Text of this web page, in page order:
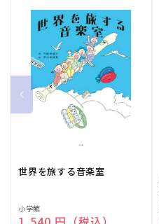
世界を旅する音楽室
販
小学館